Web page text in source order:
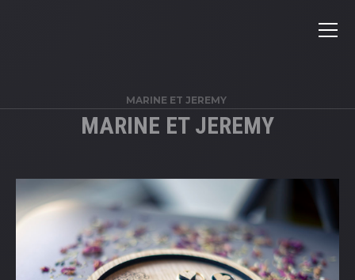
MARINE ET JEREMY
MARINE ET JEREMY